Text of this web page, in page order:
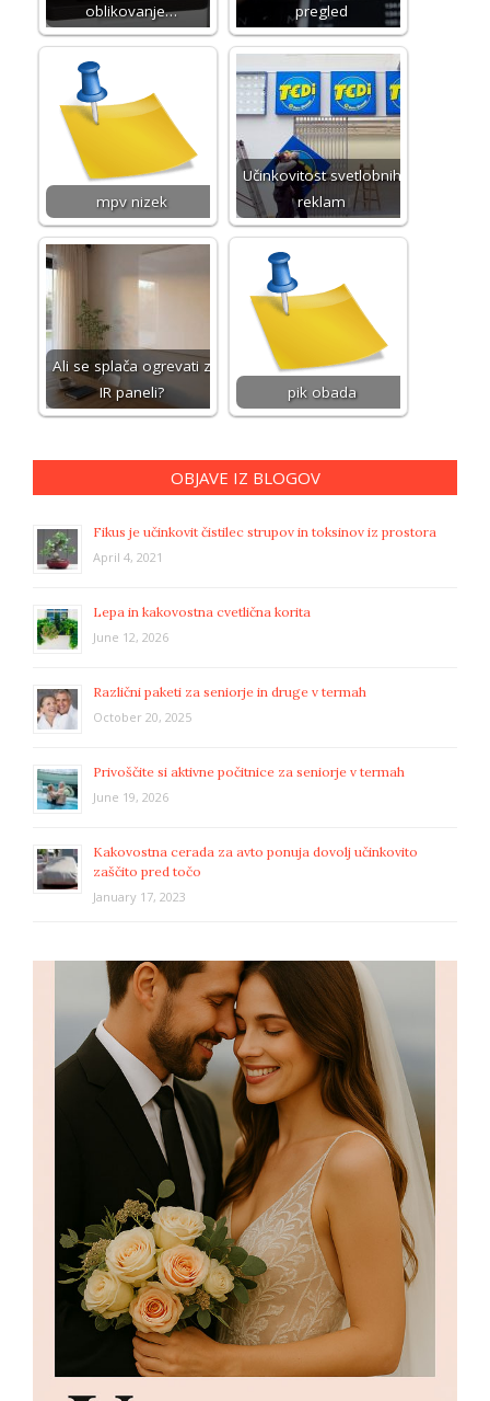
oblikovanje…
pregled
mpv nizek
Učinkovitost svetlobnih
reklam
Ali se splača ogrevati z
IR paneli?
pik obada
OBJAVE IZ BLOGOV
Fikus je učinkovit čistilec strupov in toksinov iz prostora
April 4, 2021
Lepa in kakovostna cvetlična korita
June 12, 2026
Različni paketi za seniorje in druge v termah
October 20, 2025
Privoščite si aktivne počitnice za seniorje v termah
June 19, 2026
Kakovostna cerada za avto ponuja dovolj učinkovito
zaščito pred točo
January 17, 2023